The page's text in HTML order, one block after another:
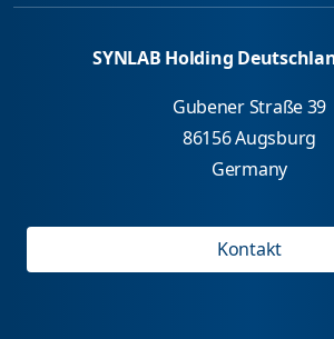
SYNLAB Holding
Gubener Straße 39
86156 Augsburg
Germany
Kontakt